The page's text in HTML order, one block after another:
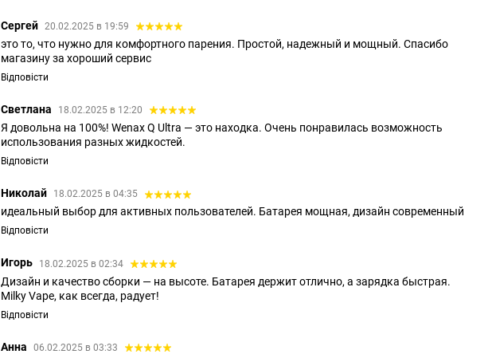
Сергей 20.02.2025 в 19:59
это то, что нужно для комфортного парения. Простой, надежный и мощный. Спасибо
магазину за хороший сервис
Відповісти
Светлана 18.02.2025 в 12:20
Я довольна на 100%! Wenax Q Ultra — это находка. Очень понравилась возможность
использования разных жидкостей.
Відповісти
Николай 18.02.2025 в 04:35
идеальный выбор для активных пользователей. Батарея мощная, дизайн современный
Відповісти
Игорь 18.02.2025 в 02:34
Дизайн и качество сборки — на высоте. Батарея держит отлично, а зарядка быстрая.
Milky Vape, как всегда, радует!
Відповісти
Анна 06.02.2025 в 03:33